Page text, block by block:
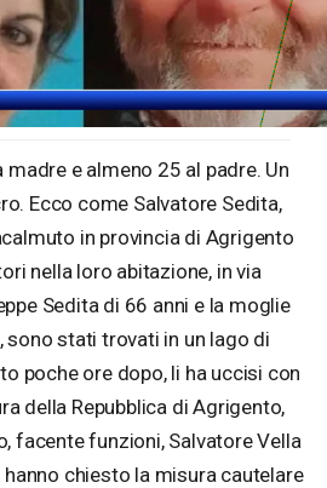
:
e almeno 25 al padre. Un
Ecco come Salvatore Sedita,
in provincia di Agrigento
nella loro abitazione, in via
Sedita di 66 anni e la moglie
sono stati trovati in un lago di
poche ore dopo, li ha uccisi con
della Repubblica di Agrigento,
facente funzioni, Salvatore Vella
chiesto la misura cautelare